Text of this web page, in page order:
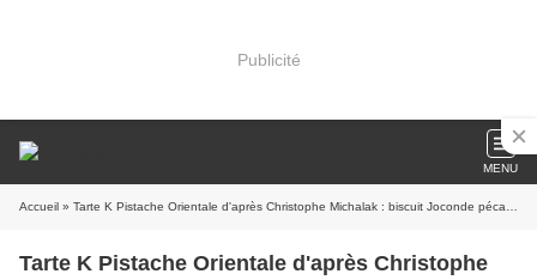
Publicité
MENU
Accueil » Tarte K Pistache Orientale d'après Christophe Michalak : biscuit Joconde pécan imbibé de mix oriental, bavaroise orientale, chantilly vanille pastis, praliné coulant pistache, glaçage rocher pistache
Tarte K Pistache Orientale d'après Christophe